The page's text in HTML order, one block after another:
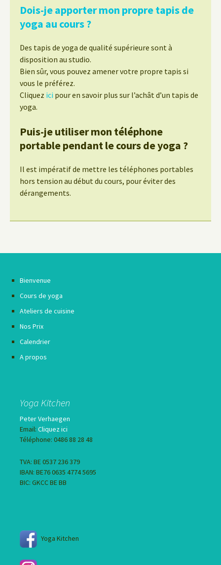
Dois-je apporter mon propre tapis de
yoga au cours ?
Des tapis de yoga de qualité supérieure sont à
disposition au studio.
Bien sûr, vous pouvez amener votre propre tapis si
vous le préférez.
Cliquez ici pour en savoir plus sur l’achât d’un tapis de
yoga.
Puis-je utiliser mon téléphone
portable pendant le cours de yoga ?
Il est impératif de mettre les téléphones portables
hors tension au début du cours, pour éviter des
dérangements.
Bienvenue
Cours de yoga
Ateliers de cuisine
Nos Prix
Calendrier
A propos
Yoga Kitchen
Peter Verhaegen
Email: Cliquez ici
Téléphone: 0486 88 28 48
TVA: BE 0537 236 379
IBAN: BE76 0635 4774 5695
BIC: GKCC BE BB
Yoga Kitchen